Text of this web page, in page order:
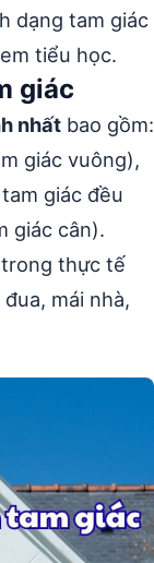
dạng tam giác
tiểu học.
giác
nhất bao gồm:
giác vuông),
giác đều
giác cân).
thực tế
mái nhà,